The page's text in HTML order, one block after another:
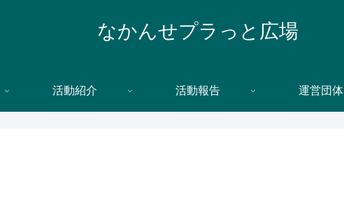
なかんせプラっと広場
活動紹介 活動報告 運営団体